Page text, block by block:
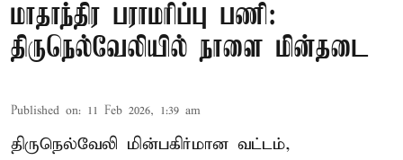
மாதாந்திர பராமரிப்பு பணி:
திருநெல்வேலியில் நாளை மின்தடை
Published on: 11 Feb 2026, 1:39 am
திருநெல்வேலி மின்பகிர்மான வட்டம்,